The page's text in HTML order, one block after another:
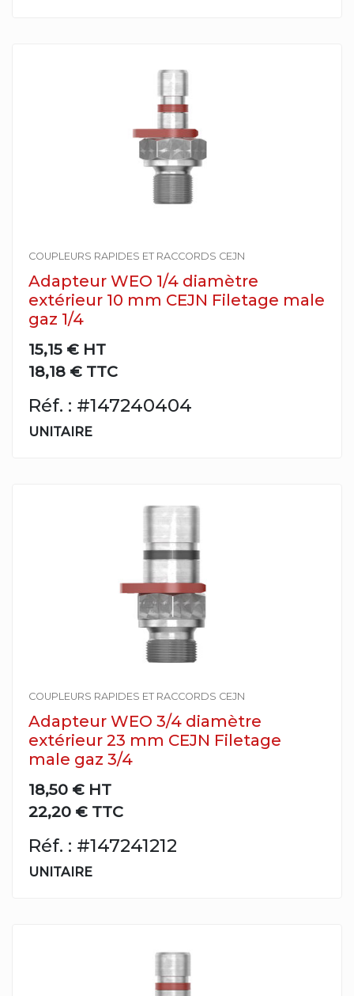
COUPLEURS RAPIDES ET RACCORDS CEJN
Adapteur WEO 1/4 diamètre
extérieur 10 mm CEJN Filetage male
gaz 1/4
15,15 € HT
18,18 € TTC
Réf. : #147240404
UNITAIRE
COUPLEURS RAPIDES ET RACCORDS CEJN
Adapteur WEO 3/4 diamètre
extérieur 23 mm CEJN Filetage
male gaz 3/4
18,50 € HT
22,20 € TTC
Réf. : #147241212
UNITAIRE